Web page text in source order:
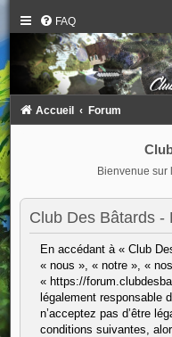
FAQ
Accueil Forum
Bienvenue sur
Club Des Bâtards -
En accédant à « Club
« nous », « notre », «
« https://
légalement responsable
n’acceptez pas d’être
conditions suivantes,